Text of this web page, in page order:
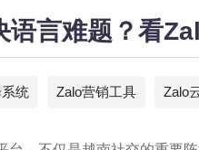
言难题？看
统 Zalo营销工具 Zalo